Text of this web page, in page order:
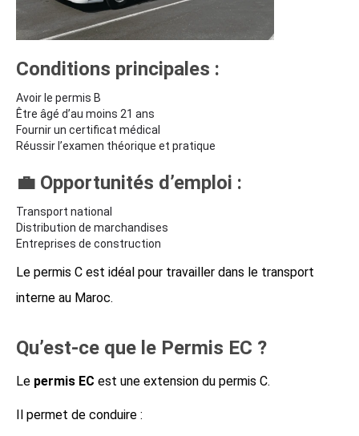
Conditions principales :
Avoir le permis B
Être âgé d’au moins 21 ans
Fournir un certificat médical
Réussir l’examen théorique et pratique
💼 Opportunités d’emploi :
Transport national
Distribution de marchandises
Entreprises de construction
Le permis C est idéal pour travailler dans le transport
interne au Maroc.
Qu’est-ce que le Permis EC ?
Le permis EC est une extension du permis C.
Il permet de conduire :